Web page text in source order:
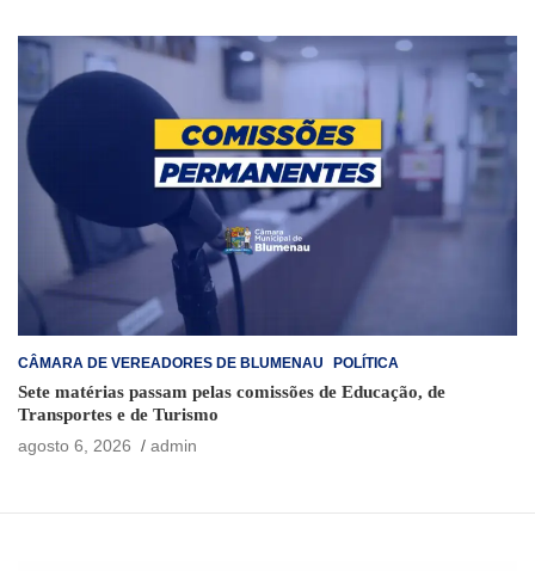
CÂMARA DE VEREADORES DE BLUMENAU POLÍTICA
Sete matérias passam pelas comissões de Educação, de
Transportes e de Turismo
agosto 6, 2026
admin